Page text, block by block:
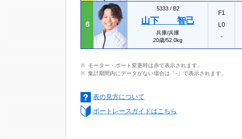
６
5333 / B2
山下 智己
兵庫/兵庫
20歳/52.0kg
F1
L0
-
モーター・ボート変更時は赤で表示されます。
集計期間内にデータがない場合は「-」で表示されます。
表の見方について
ボートレースガイドはこちら